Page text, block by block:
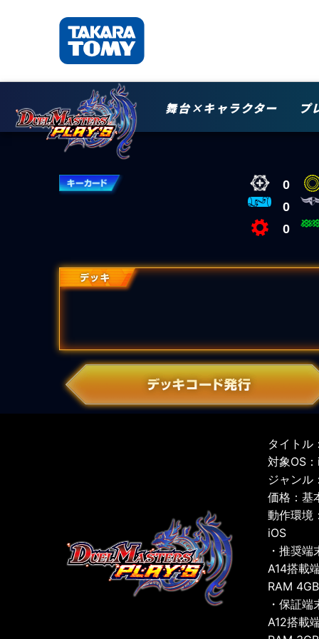
舞台×キャラクター プ
0
0
0
タイトル
対象OS
ジャンル
価格：基
動作環境
iOS
・推奨端
A14搭載
RAM
・保証端
A12搭載